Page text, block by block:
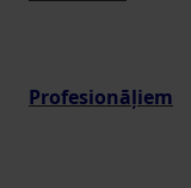
Profesionāļiem